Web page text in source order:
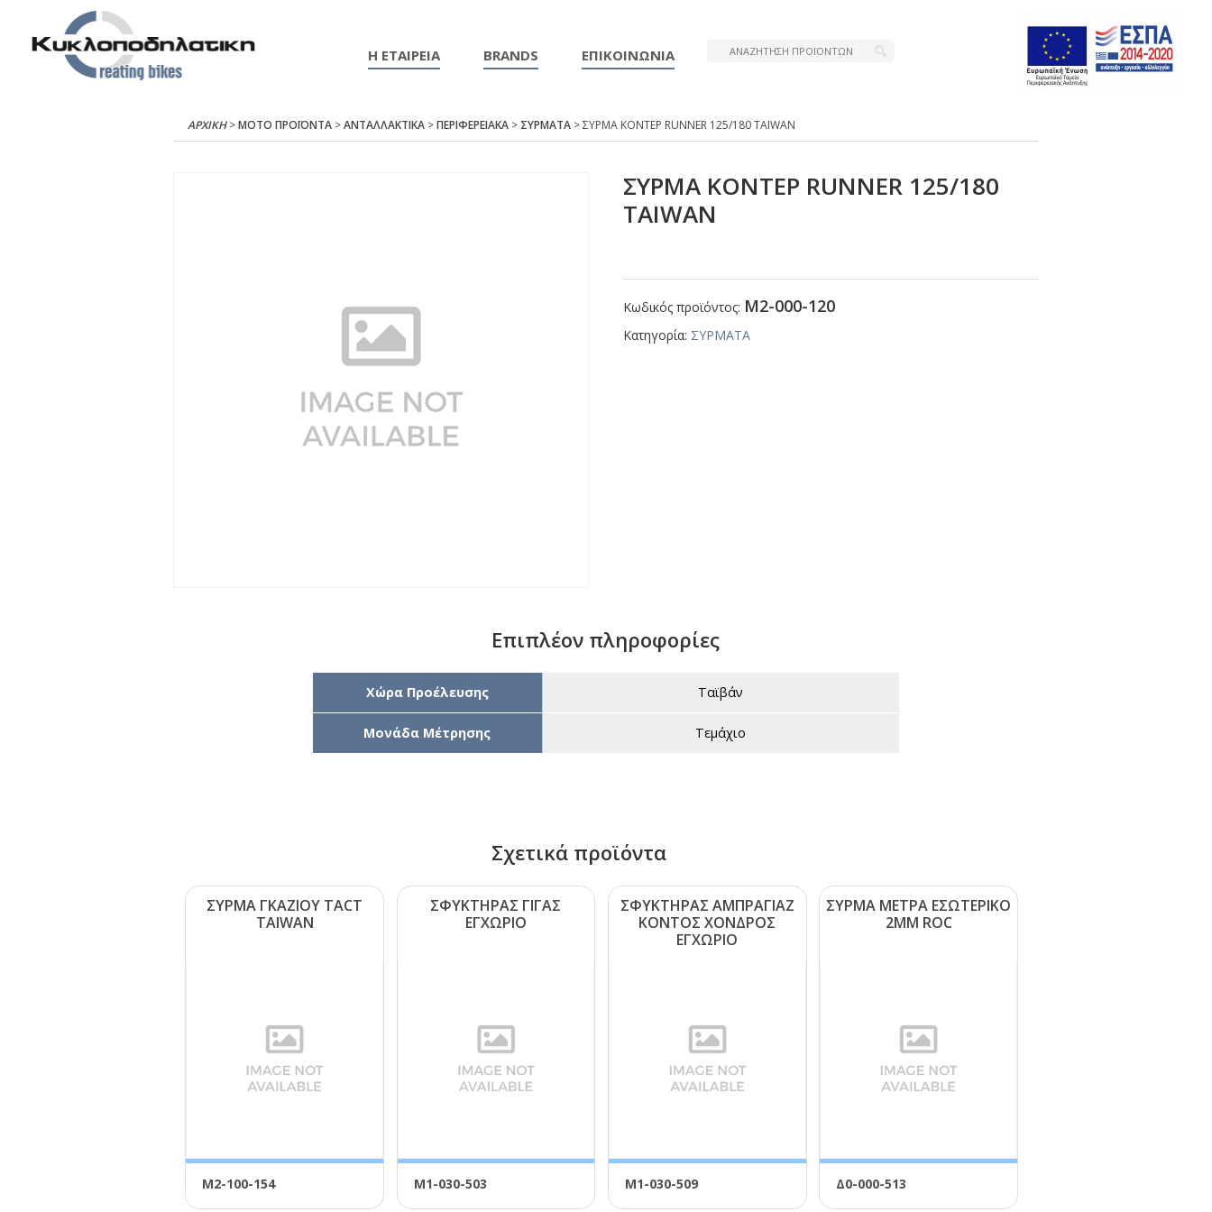
Η ΕΤΑΙΡΕΙΑ BRANDS ΕΠΙΚΟΙΝΩΝΙΑ
ΑΡΧΙΚΉ>ΜΟΤΟ ΠΡΟΪΟΝΤΑ>ΑΝΤΑΛΛΑΚΤΙΚΑ>ΠΕΡΙΦΕΡΕΙΑΚΑ> ΣΥΡΜΑΤΑ> ΣΥΡΜΑ ΚΟΝΤΕΡ RUΝΝΕR 125/180 ΤΑΙWΑΝ
ΣΥΡΜΑ ΚΟΝΤΕΡ RUΝΝΕR 125/180
ΤΑΙWΑΝ
Κωδικός προϊόντος: Μ2-000-120
Κατηγορία: ΣΥΡΜΑΤΑ
Επιπλέον πληροφορίες
Χώρα Προέλευσης Ταϊβάν
Μονάδα Μέτρησης Τεμάχιο
Σχετικά προϊόντα
ΣΥΡΜΑ ΓΚΑΖΙΟΥ ΤΑCΤ
ΤΑΙWΑΝ
Μ2-100-154
ΣΦΥΚΤΗΡΑΣ ΓΙΓΑΣ
ΕΓΧΩΡΙΟ
Μ1-030-503
ΣΦΥΚΤΗΡΑΣ ΑΜΠΡΑΓΙΑΖ
ΚΟΝΤΟΣ ΧΟΝΔΡΟΣ
ΕΓΧΩΡΙΟ
Μ1-030-509
ΣΥΡΜΑ ΜΕΤΡΑ ΕΣΩΤΕΡΙΚΟ
2ΜΜ RΟC
Δ0-000-513